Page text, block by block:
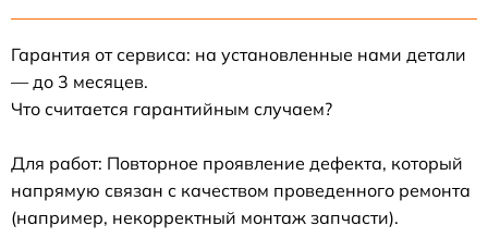
Гарантия от сервиса: на установленные нами детали
— до 3 месяцев.
Что считается гарантийным случаем?
Для работ: Повторное проявление дефекта, который
напрямую связан с качеством проведенного ремонта
(например, некорректный монтаж запчасти).